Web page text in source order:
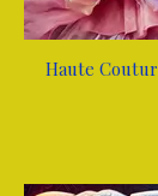
Haute